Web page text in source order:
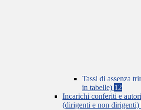
Tassi di assenza
in tabelle) 12
Incarichi conferiti e
(dirigenti e non dirigenti)